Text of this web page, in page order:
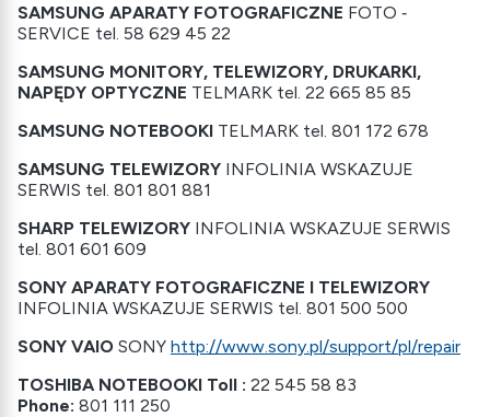
SAMSUNG APARATY FOTOGRAFICZNE FOTO ‐
SERVICE tel. 58 629 45 22
SAMSUNG MONITORY, TELEWIZORY, DRUKARKI,
NAPĘDY OPTYCZNE TELMARK tel. 22 665 85 85
SAMSUNG NOTEBOOKI TELMARK tel. 801 172 678
SAMSUNG TELEWIZORY INFOLINIA WSKAZUJE
SERWIS tel. 801 801 881
SHARP TELEWIZORY INFOLINIA WSKAZUJE SERWIS
tel. 801 601 609
SONY APARATY FOTOGRAFICZNE I TELEWIZORY
INFOLINIA WSKAZUJE SERWIS tel. 801 500 500
SONY VAIO SONY http://www.sony.pl/support/pl/repair
TOSHIBA NOTEBOOKI Toll : 22 545 58 83
Phone: 801 111 250